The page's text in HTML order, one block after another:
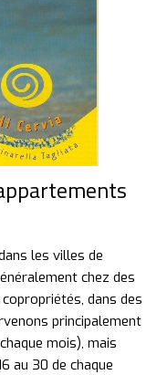
les villes de
chez des
dans des
principalement
mois), mais
au 30 de chaque